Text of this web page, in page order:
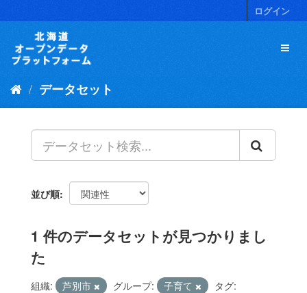
キ
ログイン
データセット
並び順
1 件のデータセットが見つかりまし
た
組織: 芦別市 グループ: 子育て
タグ: